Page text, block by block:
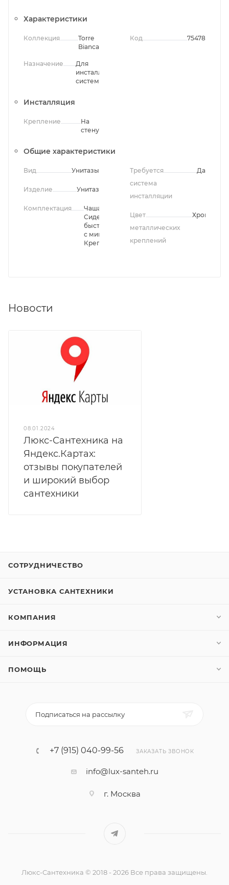
Характеристики
Коллекция
Torre
Bianca
Назначение
Для
инсталляционных
систем
Код 75478
Инсталляция
Крепление
На
стену
Общие характеристики
Вид Унитазы
Изделие Унитаз
Комплектация
Чаша унитаза,
Сиденье
быстросъемное
с микролифтом,
Крепления
Требуется
система
инсталляции
Да
Цвет
металлических
креплений
Хром
Новости
08.01.2024
Люкс-Сантехника на
Яндекс.Картах:
отзывы покупателей
и широкий выбор
сантехники
СОТРУДНИЧЕСТВО
УСТАНОВКА САНТЕХНИКИ
КОМПАНИЯ
ИНФОРМАЦИЯ
ПОМОЩЬ
Подписаться на рассылку
+7 (915) 040-99-56 ЗАКАЗАТЬ ЗВОНОК
info@lux-santeh.ru
г. Москва
Люкс-Сантехника © 2018 - 2026 Все права защищены.